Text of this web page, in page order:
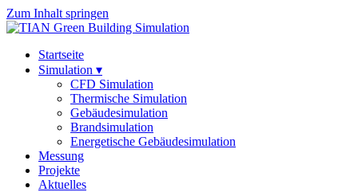
Zum Inhalt springen
Startseite
Simulation ▾
CFD Simulation
Thermische Simulation
Gebäudesimulation
Brandsimulation
Energetische Gebäudesimulation
Messung
Projekte
Aktuelles